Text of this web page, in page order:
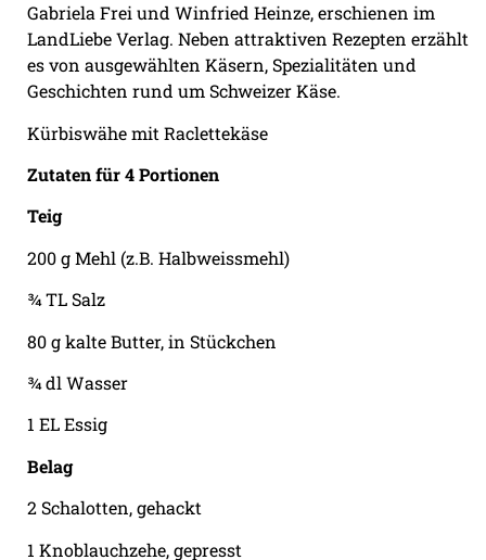
Gabriela Frei und Winfried Heinze, erschienen im
LandLiebe Verlag. Neben attraktiven Rezepten erzählt
es von ausgewählten Käsern, Spezialitäten und
Geschichten rund um Schweizer Käse.
Kürbiswähe mit Raclettekäse
Zutaten für 4 Portionen
Teig
200 g Mehl (z.B. Halbweissmehl)
¾ TL Salz
80 g kalte Butter, in Stückchen
¾ dl Wasser
1 EL Essig
Belag
2 Schalotten, gehackt
1 Knoblauchzehe, gepresst